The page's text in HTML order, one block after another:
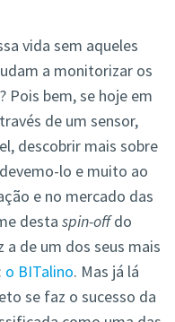
vida sem aqueles
a monitorizar os
Pois bem, se hoje em
de um sensor,
descobrir mais sobre
lo e muito ao
e no mercado das
desta spin-off do
a de um dos seus mais
o BITalino. Mas já lá
se faz o sucesso da